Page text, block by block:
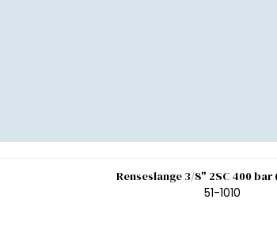
Renseslange 3/8" 2SC 400 bar
51-1010